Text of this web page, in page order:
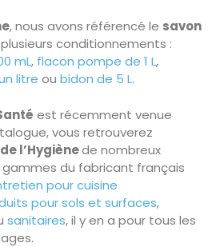
, nous avons référencé le savon
conditionnements :
mL, flacon pompe de 1 L,
litre ou bidon de 5 L.
est récemment venue
vous retrouverez
l’Hygiènede nombreux
du fabricant français
pour cuisine
pour sols et surfaces,
sanitaires, il y en a pour tous les